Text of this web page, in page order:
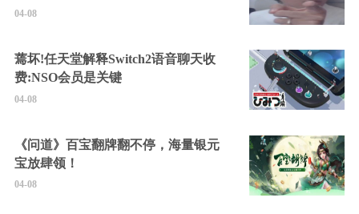
04-08
蔫坏!任天堂解释Switch2语音聊天收
费:NSO会员是关键
04-08
《问道》百宝翻牌翻不停，海量银元
宝放肆领！
04-08